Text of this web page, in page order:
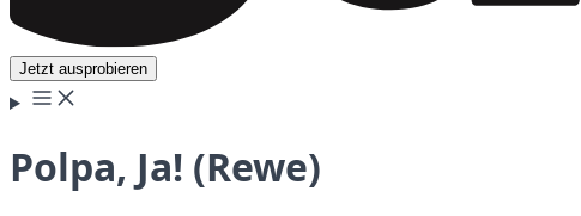
Jetzt ausprobieren
Polpa, Ja! (Rewe)